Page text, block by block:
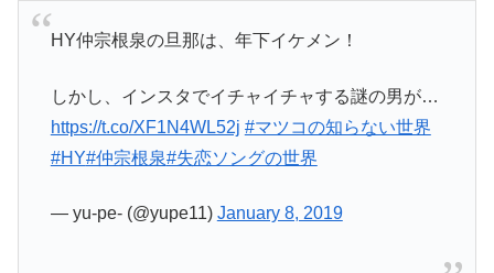
HY仲宗根泉の旦那は、年下イケメン！
しかし、インスタでイチャイチャする謎の男が…
https://t.co/XF1N4WL52j #マツコの知らない世界
#HY#仲宗根泉#失恋ソングの世界
— yu-pe- (@yupe11) January 8, 2019